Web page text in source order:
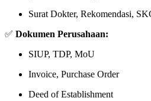
Surat Dokter, Rekomendasi,
✅ Dokumen Perusahaan:
SIUP, TDP, MoU
Invoice, Purchase Order
Deed of Establishment